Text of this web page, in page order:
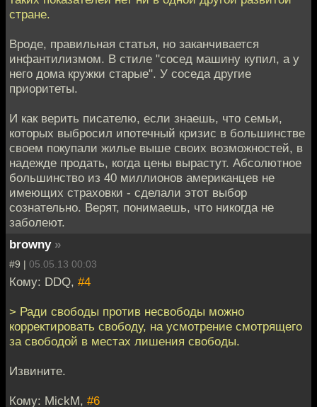
стране.
Вроде, правильная статья, но заканчивается
инфантилизмом. В стиле "сосед машину купил, а у
него дома кружки старые". У соседа другие
приоритеты.
И как верить писателю, если знаешь, что семьи,
которых выбросил ипотечный кризис в большинстве
своем покупали жилье выше своих возможностей, в
надежде продать, когда цены вырастут. Абсолютное
большинство из 40 миллионов американцев не
имеющих страховки - сделали этот выбор
сознательно. Верят, понимаешь, что никогда не
заболеют.
browny »
#9 | 05.05.13 00:03
Кому: DDQ, #4
> Ради свободы против несвободы можно
корректировать свободу, на усмотрение смотрящего
за свободой в местах лишения свободы.
Извините.
Кому: MickM, #6